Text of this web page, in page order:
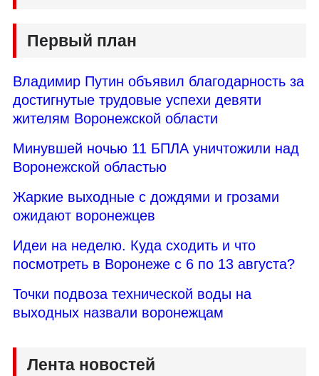
Первый план
Владимир Путин объявил благодарность за
достигнутые трудовые успехи девяти
жителям Воронежской области
Минувшей ночью 11 БПЛА уничтожили над
Воронежской областью
Жаркие выходные с дождями и грозами
ожидают воронежцев
Идеи на неделю. Куда сходить и что
посмотреть в Воронеже с 6 по 13 августа?
Точки подвоза технической воды на
выходных назвали воронежцам
Лента новостей